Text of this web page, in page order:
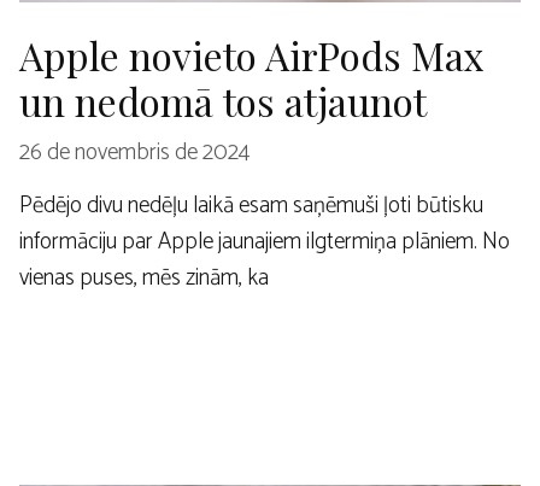
Apple novieto AirPods Max
un nedomā tos atjaunot
26 de novembris de 2024
Pēdējo divu nedēļu laikā esam saņēmuši ļoti būtisku
informāciju par Apple jaunajiem ilgtermiņa plāniem. No
vienas puses, mēs zinām, ka